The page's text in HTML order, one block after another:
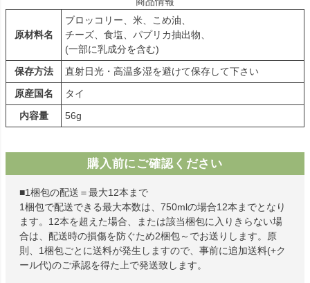
原材料名
ブロッコリー、米、こめ油、
チーズ、食塩、パプリカ抽出物、
(一部に乳成分を含む)
保存方法
直射日光・高温多湿を避けて保存して下さい
原産国名
タイ
内容量
56g
購入前にご確認ください
■1梱包の配送＝最大12本まで
1梱包で配送できる最大本数は、750mlの場合12本までとなり
ます。12本を超えた場合、または該当梱包に入りきらない場
合は、配送時の損傷を防ぐため2梱包～でお送りします。原
則、1梱包ごとに送料が発生しますので、事前に追加送料(+ク
ール代)のご承認を得た上で発送致します。